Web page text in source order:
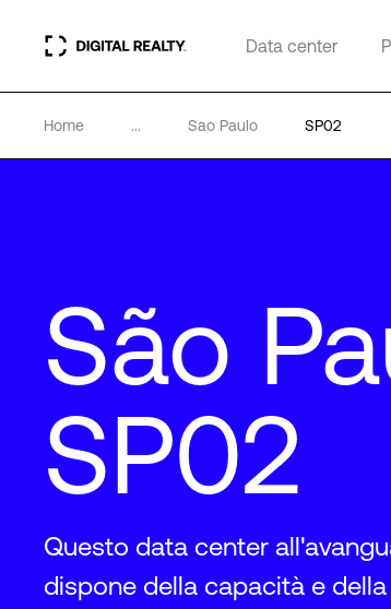
Data center
Home ... Sao Paulo SP02
São
SP02
Questo data center
dispone della capacità e della